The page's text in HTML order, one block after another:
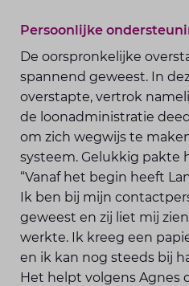
Persoonlijke
De oorspronkelijke
spannend geweest. In
overstapte, vertrok
de loonadministratie
om zich wegwijs te
systeem. Gelukkig pakte
“Vanaf het begin heeft
Ik ben bij mijn
geweest en zij liet mij
werkte. Ik kreeg een
en ik kan nog steeds bij
Het helpt volgens Agnes